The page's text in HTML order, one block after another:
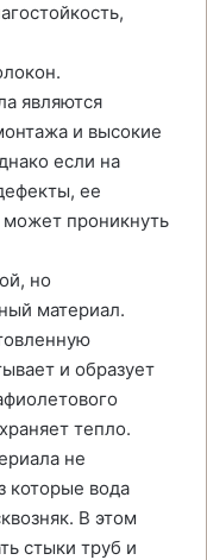
являются
и высокие
если на
ее
может проникнуть
но
материал.
и образует
тепло.
не
которые вода
В этом
стыки труб и